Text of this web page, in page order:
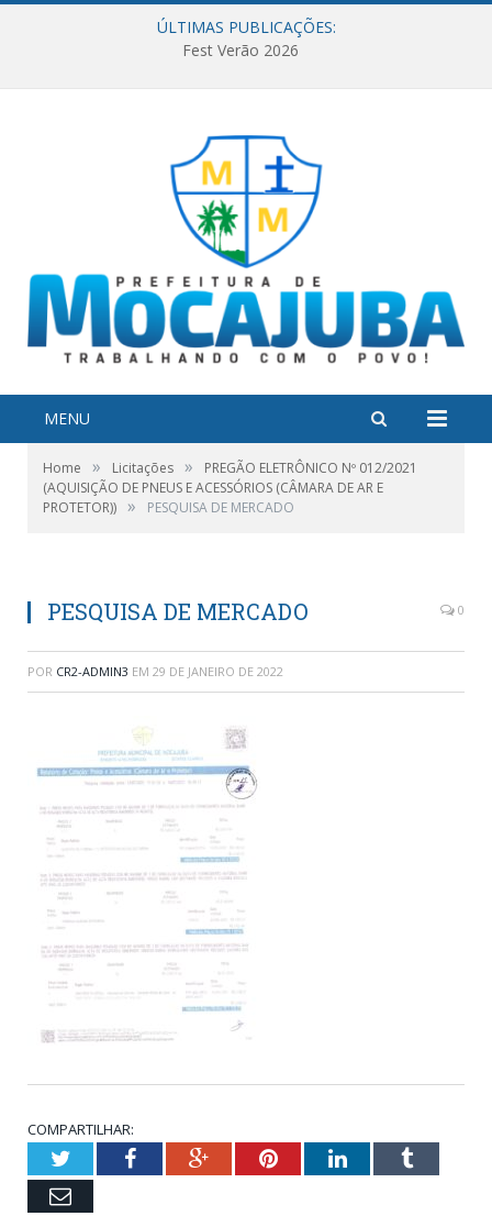
ÚLTIMAS PUBLICAÇÕES:
Fest Verão 2026
MENU
Home » Licitações »
PREGÃO ELETRÔNICO Nº 012/2021
(AQUISIÇÃO DE PNEUS E ACESSÓRIOS (CÂMARA DE AR E
PROTETOR)) » PESQUISA DE MERCADO
PESQUISA DE MERCADO 0
POR CR2-ADMIN3 EM 29 DE JANEIRO DE 2022
COMPARTILHAR:
TwitterFacebookGoogle+PinterestLinkedInTumblr
Email